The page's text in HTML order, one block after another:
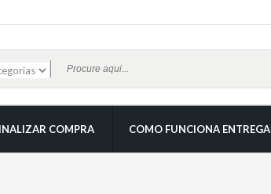
COMPRA COMO FUNCIONA ENTREGA